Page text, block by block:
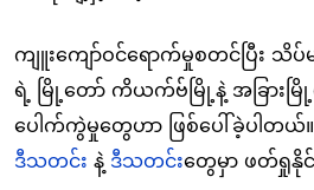
ကျူးကျော်ဝင်ရောက်မှုစတင်ပြီး သိပ်
ရဲ့ မြို့တော် ကိယက်ဗ်မြို့နဲ့ အခြားမြို့တ
ပေါက်ကွဲမှုတွေဟာ ဖြစ်ပေါ်ခဲ့ပါတယ်။
ဒီသတင်း နဲ့ ဒီသတင်းတွေမှာ ဖတ်ရှုနို